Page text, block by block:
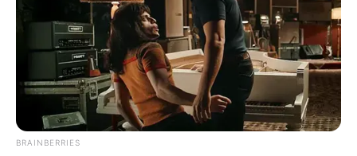
BRAINBERRIES